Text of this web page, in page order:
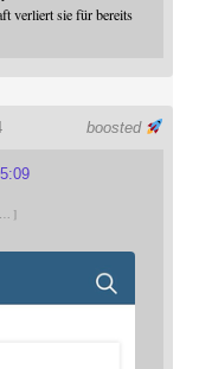
verliert sie für bereits
boosted